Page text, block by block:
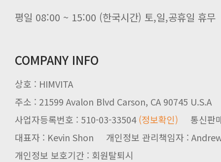
평일 08:00 ~ 15:00 (한국시간) 토,일,공휴일 휴무
COMPANY INFO
상호 : HIMVITA
주소 : 21599 Avalon Blvd Carson, CA 90745 U.S.A
사업자등록번호 : 510-03-33504(정보확인) 통신판
대표자 : Kevin Shon 개인정보 관리책임자 :
개인정보 보호기간 : 회원탈퇴시